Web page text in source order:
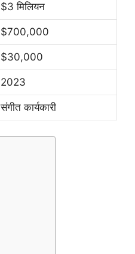
$3 मिलियन
$700,000
$30,000
2023
संगीत कार्यकारी